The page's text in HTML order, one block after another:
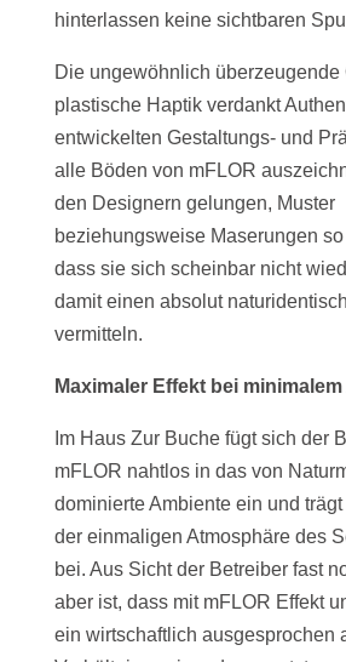
hinterlassen keine sichtbaren
Die ungewöhnlich überzeugende
plastische Haptik verdankt
entwickelten Gestaltungs- und
alle Böden von mFLOR
den Designern gelungen, Muster
beziehungsweise Maserungen
dass sie sich scheinbar nicht
damit einen absolut
vermitteln.
Maximaler Effekt bei
Im Haus Zur Buche fügt sich der
mFLOR nahtlos in das von
dominierte Ambiente ein und
der einmaligen Atmosphäre des
bei. Aus Sicht der Betreiber fast
aber ist, dass mit mFLOR Effekt
ein wirtschaftlich ausgesprochen